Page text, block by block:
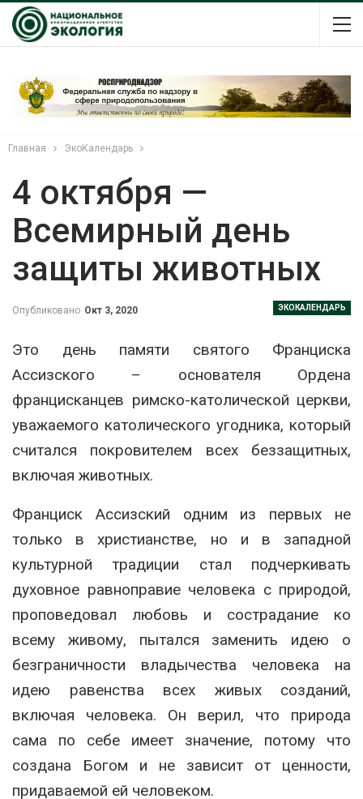
Главная ЭкоКалендарь
4 октября —
Всемирный день
защиты животных
ЭКОКАЛЕНДАРЬ
Опубликовано Окт 3, 2020
Это день памяти святого Франциска
Ассизского – основателя Ордена
францисканцев римско-католической церкви,
уважаемого католического угодника, который
считался покровителем всех беззащитных,
включая животных.
Франциск Ассизский одним из первых не
только в христианстве, но и в западной
культурной традиции стал подчеркивать
духовное равноправие человека с природой,
проповедовал любовь и сострадание ко
всему живому, пытался заменить идею о
безграничности владычества человека на
идею равенства всех живых созданий,
включая человека. Он верил, что природа
сама по себе имеет значение, потому что
создана Богом и не зависит от ценности,
придаваемой ей человеком.